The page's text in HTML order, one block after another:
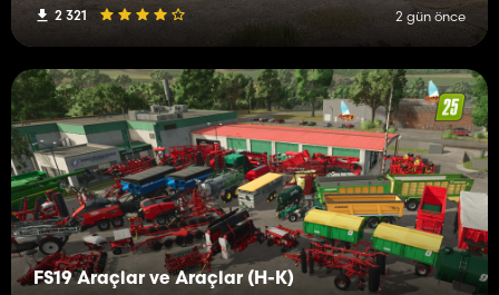
2 321 2 gün önce
FS19 Araçlar ve Araçlar (H-K)